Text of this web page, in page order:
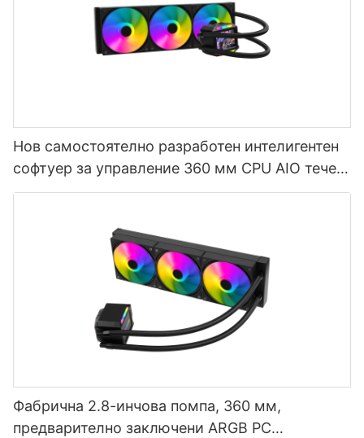
Нов самостоятелно разработен интелигентен
софтуер за управление 360 мм CPU AIO течен
охладител с LCD екран AURORA ELITE-
Фабрична 2.8-инчова помпа, 360 мм,
предварително заключени ARGB PC